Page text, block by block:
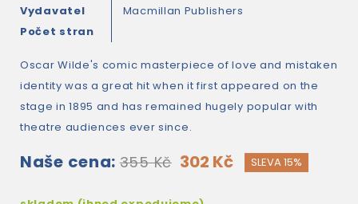
Vydavatel
Macmillan Publishers
Počet stran
Oscar Wilde's comic masterpiece of love and mistaken
identity was a great hit when it first appeared on the
stage in 1895 and has remained hugely popular with
theatre audiences ever since.
Naše cena: 355 Kč 302 Kč SLEVA 15%